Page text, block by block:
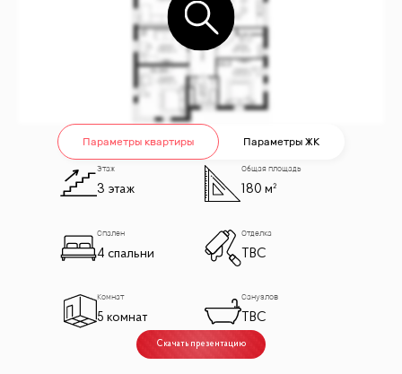
Параметры квартиры Параметры ЖК
Этаж
3 этаж
Общая площадь
180 м²
Спален
4 спальни
Отделка
TBC
Комнат
5 комнат
Санузлов
TBC
Скачать презентацию